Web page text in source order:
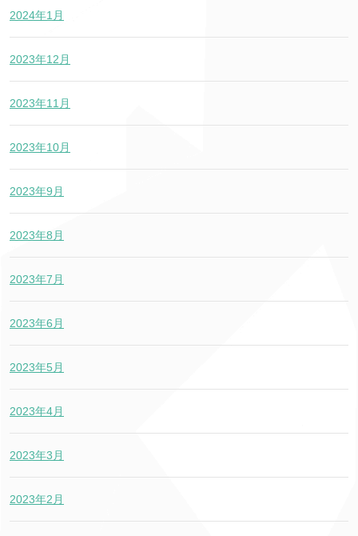
2024年1月
2023年12月
2023年11月
2023年10月
2023年9月
2023年8月
2023年7月
2023年6月
2023年5月
2023年4月
2023年3月
2023年2月